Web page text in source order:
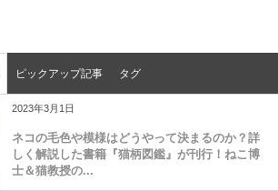
ピックアップ記事 タグ
2023年3月1日
ネコの毛色や模様はどうやって決まるのか？詳
しく解説した書籍『猫柄図鑑』が刊行！ねこ博
士＆猫教授の...